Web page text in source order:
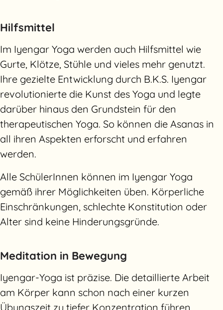
Hilfsmittel
Im Iyengar Yoga werden auch Hilfsmittel wie
Gurte, Klötze, Stühle und vieles mehr genutzt.
Ihre gezielte Entwicklung durch B.K.S. Iyengar
revolutionierte die Kunst des Yoga und legte
darüber hinaus den Grundstein für den
therapeutischen Yoga. So können die Asanas in
all ihren Aspekten erforscht und erfahren
werden.
Alle SchülerInnen können im Iyengar Yoga
gemäß ihrer Möglichkeiten üben. Körperliche
Einschränkungen, schlechte Konstitution oder
Alter sind keine Hinderungsgründe.
Meditation in Bewegung
Iyengar-Yoga ist präzise. Die detaillierte Arbeit
am Körper kann schon nach einer kurzen
Übungszeit zu tiefer Konzentration führen.